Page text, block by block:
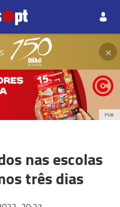
×
PUB
nas escolas
três dias